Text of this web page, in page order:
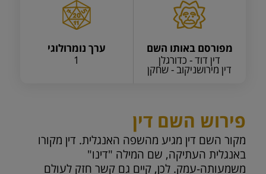
מפורסם באותו השם
דין דוד - כדורגלן
דין מירושניקוב - שחקן
ערך נומרולוגי
1
פירוש השם דין
מקור השם דין מגיע מהשפה האנגלית. דין מקורו
באנגלית העתיקה, שם המילה "דינו"
משמעותה-עמק. לכן, קיים גם קשר חזק לעולם